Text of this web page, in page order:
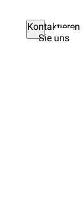
Kontaktieren
Sie uns